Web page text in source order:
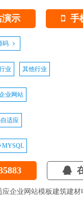
演示 手
码
业 其他行业
业网站
适应
应企业网站模板建筑建